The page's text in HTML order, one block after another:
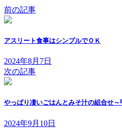
前の記事
アスリート食事はシンプルでＯＫ
2024年8月7日
次の記事
やっぱり凄いごはんとみそ汁の組合せ～
2024年9月10日